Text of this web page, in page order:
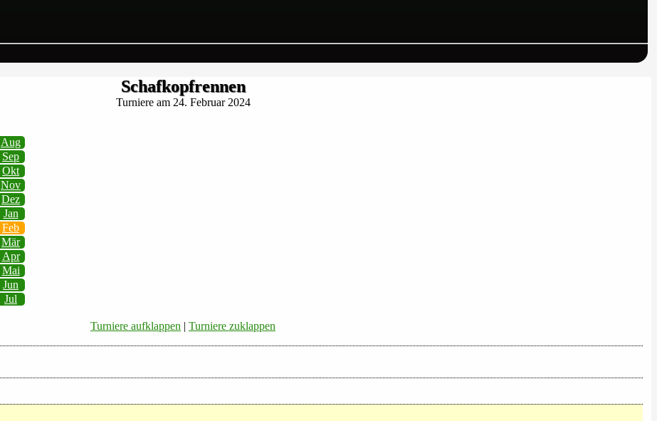
Schafkopfrennen
Turniere am 24. Februar 2024
Aug
Sep
Okt
Nov
Dez
Jan
Feb
Mär
Apr
Mai
Jun
Jul
Turniere aufklappen | Turniere zuklappen